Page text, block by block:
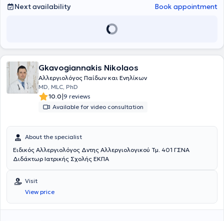
Next availability Book appointment
Gkavogiannakis Nikolaos
Αλλεργιολόγος Παίδων και Ενηλίκων
MD, MLC, PhD
10.0|9 reviews
Available for video consultation
About the specialist
Ειδικός Αλλεργιολόγος Δντης Αλλεργιολογικού Τμ. 401 ΓΣΝΑ
Διδάκτωρ Ιατρικής Σχολής ΕΚΠΑ
Visit
View price